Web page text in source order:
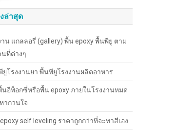
ล่าสุด
าน แกลลอรี่ (gallery) พื้น epoxy พื้นพียู ตาม
นที่ต่างๆ
ยู​โรงงานยา พื้นพียู​โรงงานผลิตอาหาร
นอีพ็อกซี่หรือพื้น epoxy ภายในโรงงานหมด
ากวนใจ
self leveling ราคาถูกกว่าที่จะทาสีเอง